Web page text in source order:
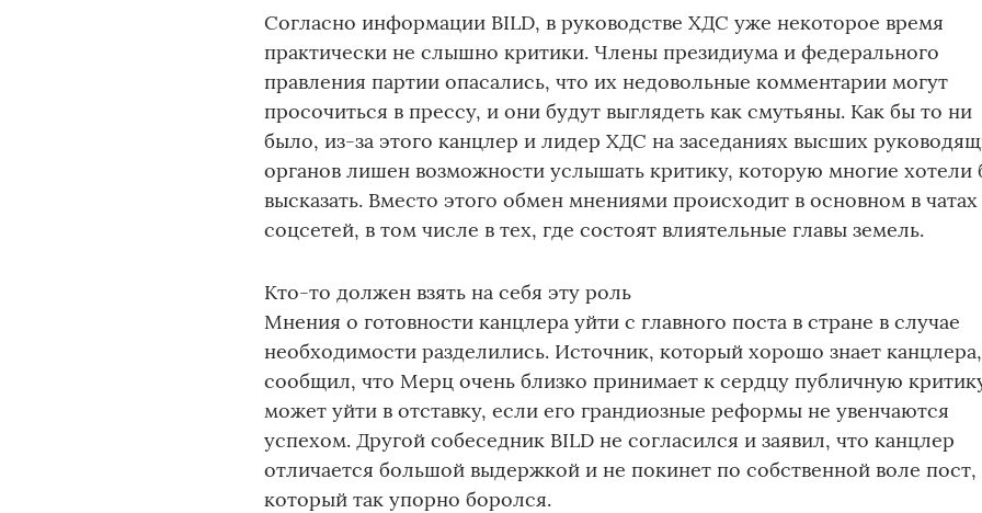
Согласно информации BILD, в руководстве ХДС уже некоторое время
практически не слышно критики. Члены президиума и федерального
правления партии опасались, что их недовольные комментарии могут
просочиться в прессу, и они будут выглядеть как смутьяны. Как бы то ни
было, из-за этого канцлер и лидер ХДС на заседаниях высших
органов лишен возможности услышать критику, которую многие хотели
высказать. Вместо этого обмен мнениями происходит в основном в чатах
соцсетей, в том числе в тех, где состоят влиятельные главы земель.
Кто-то должен взять на себя эту роль
Мнения о готовности канцлера уйти с главного поста в стране в случае
необходимости разделились. Источник, который хорошо знает канцлера,
сообщил, что Мерц очень близко принимает к сердцу публичную
может уйти в отставку, если его грандиозные реформы не увенчаются
успехом. Другой собеседник BILD не согласился и заявил, что канцлер
отличается большой выдержкой и не покинет по собственной воле пост,
который так упорно боролся.